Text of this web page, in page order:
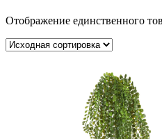
Отображение единственного